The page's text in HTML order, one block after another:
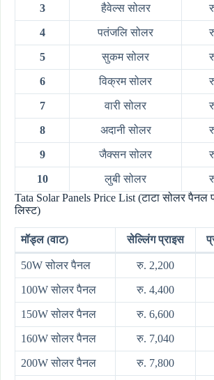
3 हैवेल्स सोलर
4 पतंजलि सोलर
5 सुकम सोलर
6 विक्रम सोलर
7 वारी सोलर
8 अदानी सोलर
9 जैक्सन सोलर
10 लुबी सोलर
Tata Solar Panels Price List (टाटा सोलर पैनल
लिस्ट)
मॉड्ल (वाट) सेल्लिंग प्राइस
50W सोलर पैनल रु. 2,200
100W सोलर पैनल रु. 4,400
150W सोलर पैनल रु. 6,600
160W सोलर पैनल रु. 7,040
200W सोलर पैनल रु. 7,800